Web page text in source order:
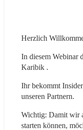
Herzlich
In diesem Webinar
Karibik .
Ihr bekommt
unseren Partnern.
Wichtig: Damit wir
starten können,